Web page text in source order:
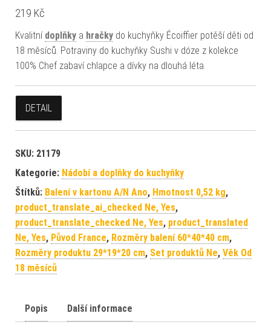
219 Kč
Kvalitní doplňky a hračky do kuchyňky Écoiffier potěší děti od
18 měsíců. Potraviny do kuchyňky Sushi v dóze z kolekce
100% Chef zabaví chlapce a dívky na dlouhá léta.
DETAIL
SKU: 21179
Kategorie: Nádobí a doplňky do kuchyňky
Štítků: Balení v kartonu A/N Ano, Hmotnost 0,52 kg,
product_translate_ai_checked Ne, Yes,
product_translate_checked Ne, Yes, product_translated
Ne, Yes, Původ France, Rozměry balení 60*40*40 cm,
Rozměry produktu 29*19*20 cm, Set produktů Ne, Věk Od
18 měsíců
Popis Další informace